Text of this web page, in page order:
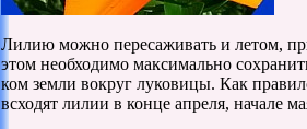
Лилию можно пересаживать и летом,
этом необходимо максимально
ком земли вокруг луковицы. Как
всходят лилии в конце апреля, начале